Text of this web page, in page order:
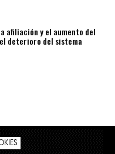
afiliación y el aumento del
deterioro del sistema